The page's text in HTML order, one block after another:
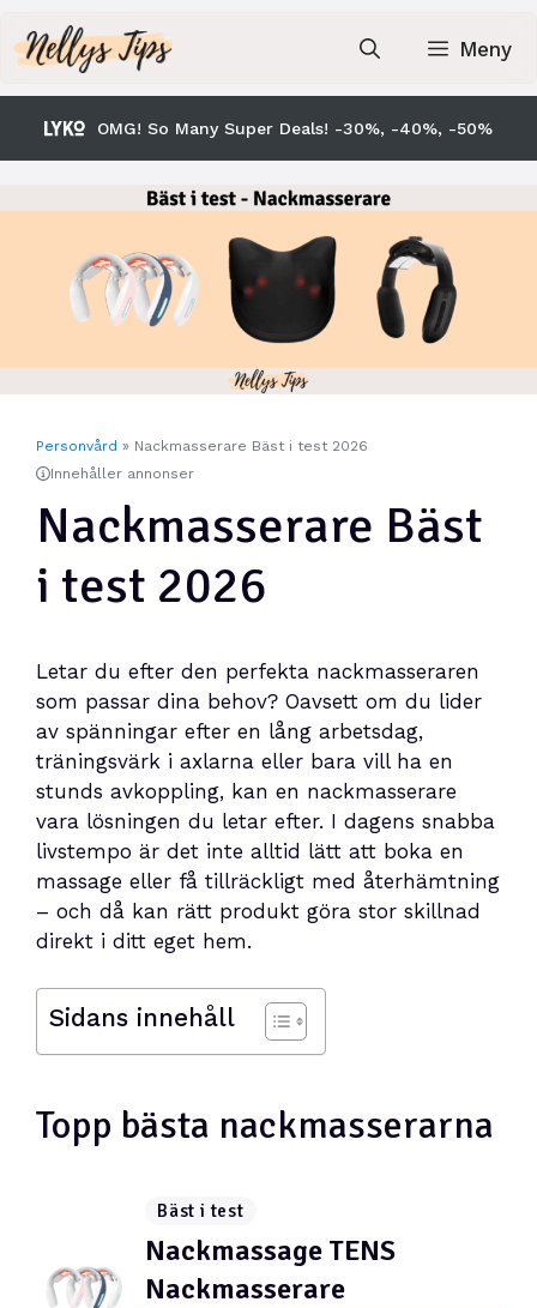
till
innehåll
Meny
OMG! So Many Super Deals! -30%, -40%, -50%
Personvård » Nackmasserare Bäst i test 2026
Innehåller annonser
Nackmasserare Bäst
i test 2026
Letar du efter den perfekta nackmasseraren
som passar dina behov? Oavsett om du lider
av spänningar efter en lång arbetsdag,
träningsvärk i axlarna eller bara vill ha en
stunds avkoppling, kan en nackmasserare
vara lösningen du letar efter. I dagens snabba
livstempo är det inte alltid lätt att boka en
massage eller få tillräckligt med återhämtning
– och då kan rätt produkt göra stor skillnad
direkt i ditt eget hem.
Sidans innehåll
Topp bästa nackmasserarna
Bäst i test
Nackmassage TENS
Nackmasserare